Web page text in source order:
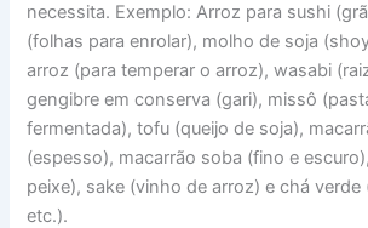
necessita. Exemplo: Arroz para sushi
(folhas para enrolar), molho de soja
arroz (para temperar o arroz), wasabi
gengibre em conserva (gari), missô
fermentada), tofu (queijo de soja),
(espesso), macarrão soba (fino e
peixe), sake (vinho de arroz) e chá
etc.).